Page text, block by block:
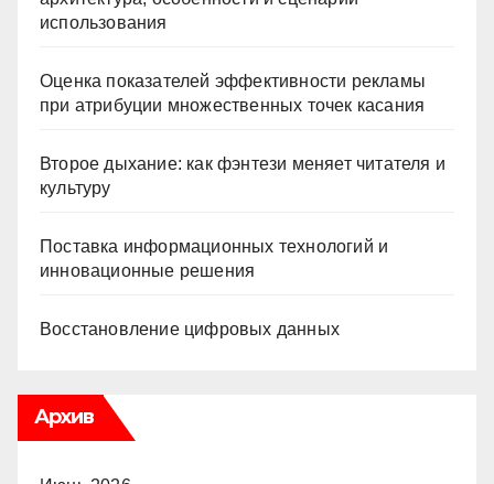
использования
Оценка показателей эффективности рекламы
при атрибуции множественных точек касания
Второе дыхание: как фэнтези меняет читателя и
культуру
Поставка информационных технологий и
инновационные решения
Восстановление цифровых данных
Архив